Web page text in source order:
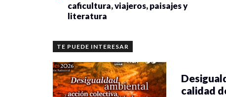
caficultura, viajeros, paisajes y
literatura
TE PUEDE INTERESAR
calidad